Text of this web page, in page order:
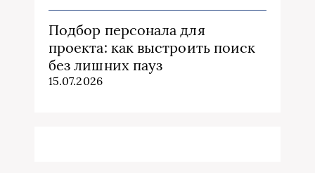
Подбор персонала для
проекта: как выстроить поиск
без лишних пауз
15.07.2026